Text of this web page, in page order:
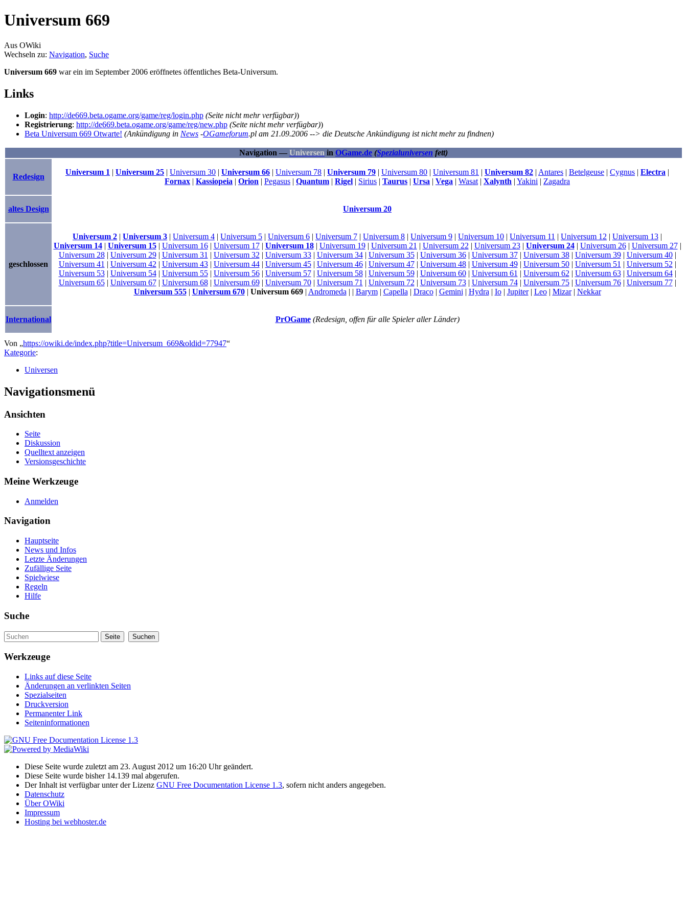
Universum 669
Aus OWiki
Wechseln zu: Navigation, Suche
Universum 669 war ein im September 2006 eröffnetes öffentliches Beta-Universum.
Links
Login: http://de669.beta.ogame.org/game/reg/login.php (Seite nicht mehr verfügbar))
Registrierung: http://de669.beta.ogame.org/game/reg/new.php (Seite nicht mehr verfügbar))
Beta Universum 669 Otwarte! (Ankündigung in News -OGameforum.pl am 21.09.2006 --> die Deutsche Ankündigung ist nicht mehr zu findnen)
Navigation — Universen in OGame.de (Spezialuniversen fett)
Redesign
Universum 1 | Universum 25 | Universum 30 | Universum 66 | Universum 78 | Universum 79 | Universum 80 | Universum 81 | Universum 82 | Antares | Betelgeuse | Cygnus | Electra |
Fornax | Kassiopeia | Orion | Pegasus | Quantum | Rigel | Sirius | Taurus | Ursa | Vega | Wasat | Xalynth | Yakini | Zagadra
altes Design Universum 20
geschlossen
Universum 2 | Universum 3 | Universum 4 | Universum 5 | Universum 6 | Universum 7 | Universum 8 | Universum 9 | Universum 10 | Universum 11 | Universum 12 | Universum 13 |
Universum 14| Universum 15| Universum 16| Universum 17| Universum 18| Universum 19| Universum 21 | Universum 22 | Universum 23| Universum 24| Universum 26| Universum 27|
Universum 28| Universum 29| Universum 31 | Universum 32 | Universum 33| Universum 34| Universum 35| Universum 36| Universum 37| Universum 38| Universum 39| Universum 40|
Universum 41 | Universum 42 | Universum 43| Universum 44| Universum 45| Universum 46| Universum 47| Universum 48| Universum 49| Universum 50| Universum 51 | Universum 52 |
Universum 53| Universum 54| Universum 55| Universum 56| Universum 57| Universum 58| Universum 59| Universum 60| Universum 61 | Universum 62 | Universum 63| Universum 64|
Universum 65| Universum 67| Universum 68| Universum 69| Universum 70| Universum 71 | Universum 72 | Universum 73| Universum 74| Universum 75| Universum 76| Universum 77|
Universum 555| Universum 670| Universum 669| Andromeda | | Barym| Capella | Draco| Gemini | Hydra | Io| Jupiter| Leo| Mizar| Nekkar
International PrOGame (Redesign, offen für alle Spieler aller Länder)
Von „https://owiki.de/index.php?title=Universum_669&oldid=77947“
Kategorie:
Universen
Navigationsmenü
Ansichten
Seite
Diskussion
Quelltext anzeigen
Versionsgeschichte
Meine Werkzeuge
Anmelden
Navigation
Hauptseite
News und Infos
Letzte Änderungen
Zufällige Seite
Spielwiese
Regeln
Hilfe
Suche
Werkzeuge
Links auf diese Seite
Änderungen an verlinkten Seiten
Spezialseiten
Druckversion
Permanenter Link
Seiteninformationen
Diese Seite wurde zuletzt am 23. August 2012 um 16:20 Uhr geändert.
Diese Seite wurde bisher 14.139 mal abgerufen.
Der Inhalt ist verfügbar unter der Lizenz GNU Free Documentation License 1.3, sofern nicht anders angegeben.
Datenschutz
Über OWiki
Impressum
Hosting bei webhoster.de